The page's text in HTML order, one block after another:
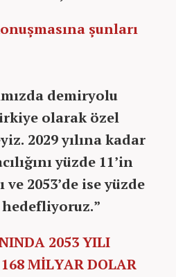
şunları
demiryolu
olarak özel
2029 yılına kadar
yüzde 11’in
2053’de ise yüzde
hedefliyoruz.”
2053 YILI
MİLYAR DOLAR